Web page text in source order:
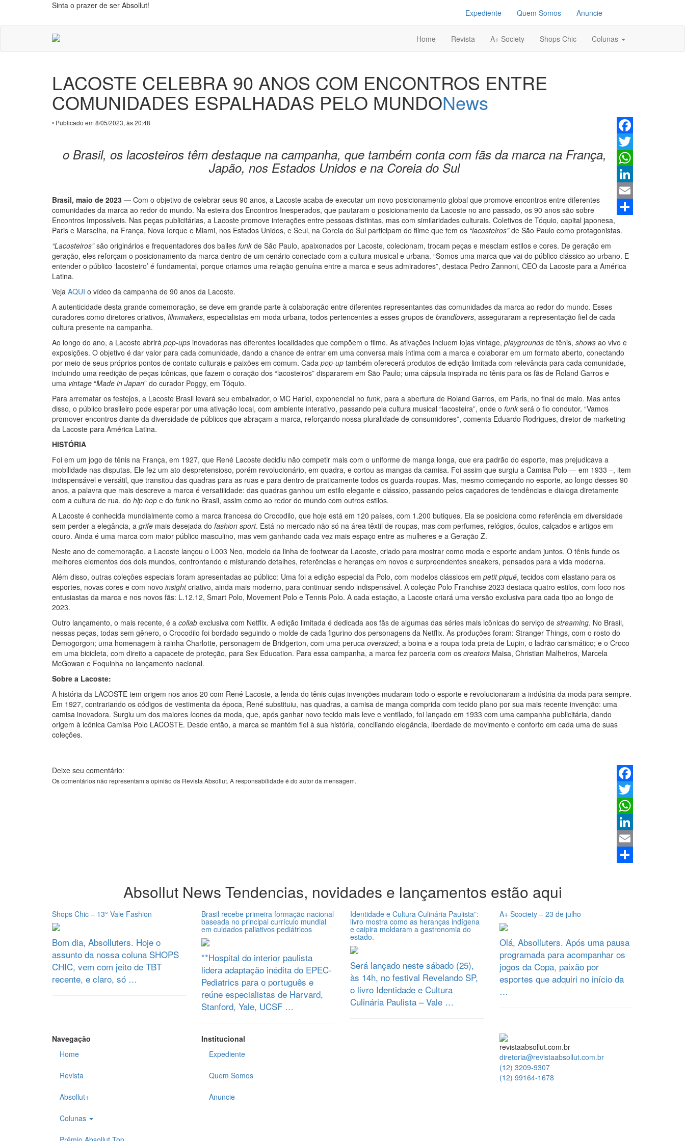
Sinta o prazer de ser Absollut!
Expediente Quem Somos Anuncie
Home Revista A+ Society Shops Chic Colunas
LACOSTE CELEBRA 90 ANOS COM ENCONTROS ENTRE
COMUNIDADES ESPALHADAS PELO MUNDONews
• Publicado em 8/05/2023, às 20:48
Facebook
Twitter
WhatsApp
LinkedIn
Email
o Brasil, os lacosteiros têm destaque na campanha, que também conta com fãs da marca na França,
Japão, nos Estados Unidos e na Coreia do Sul
Brasil, maio de 2023 — Com o objetivo de celebrar seus 90 anos, a Lacoste acaba de executar um novo posicionamento global que promove encontros entre diferentes
comunidades da marca ao redor do mundo. Na esteira dos Encontros Inesperados, que pautaram o posicionamento da Lacoste no ano passado, os 90 anos são sobre
Encontros Impossíveis. Nas peças publicitárias, a Lacoste promove interações entre pessoas distintas, mas com similaridades culturais. Coletivos de Tóquio, capital japonesa,
Paris e Marselha, na França, Nova Iorque e Miami, nos Estados Unidos, e Seul, na Coreia do Sul participam do filme que tem os “lacosteiros”de São Paulo como protagonistas.
“Lacosteiros”são originários e frequentadores dos bailes funk de São Paulo, apaixonados por Lacoste, colecionam, trocam peças e mesclam estilos e cores. De geração em
geração, eles reforçam o posicionamento da marca dentro de um cenário conectado com a cultura musical e urbana. “Somos uma marca que vai do público clássico ao urbano. E
entender o público ‘lacosteiro’ é fundamental, porque criamos uma relação genuína entre a marca e seus admiradores”, destaca Pedro Zannoni, CEO da Lacoste para a América
Latina.
Veja AQUI o vídeo da campanha de 90 anos da Lacoste.
A autenticidade desta grande comemoração, se deve em grande parte à colaboração entre diferentes representantes das comunidades da marca ao redor do mundo. Esses
curadores como diretores criativos, filmmakers, especialistas em moda urbana, todos pertencentes a esses grupos de brandlovers, asseguraram a representação fiel de cada
cultura presente na campanha.
Ao longo do ano, a Lacoste abrirá pop-ups inovadoras nas diferentes localidades que compõem o filme. As ativações incluem lojas vintage, playgrounds de tênis, shows ao vivo e
exposições. O objetivo é dar valor para cada comunidade, dando a chance de entrar em uma conversa mais íntima com a marca e colaborar em um formato aberto, conectando
por meio de seus próprios pontos de contato culturais e paixões em comum. Cada pop-up também oferecerá produtos de edição limitada com relevância para cada comunidade,
incluindo uma reedição de peças icônicas, que fazem o coração dos “lacosteiros” dispararem em São Paulo; uma cápsula inspirada no tênis para os fãs de Roland Garros e
uma vintage “Made in Japan” do curador Poggy, em Tóquio.
Para arrematar os festejos, a Lacoste Brasil levará seu embaixador, o MC Hariel, exponencial no funk, para a abertura de Roland Garros, em Paris, no final de maio. Mas antes
disso, o público brasileiro pode esperar por uma ativação local, com ambiente interativo, passando pela cultura musical “lacosteira”, onde o funk será o fio condutor. “Vamos
promover encontros diante da diversidade de públicos que abraçam a marca, reforçando nossa pluralidade de consumidores”, comenta Eduardo Rodrigues, diretor de marketing
da Lacoste para América Latina.
HISTÓRIA
Foi em um jogo de tênis na França, em 1927, que René Lacoste decidiu não competir mais com o uniforme de manga longa, que era padrão do esporte, mas prejudicava a
mobilidade nas disputas. Ele fez um ato despretensioso, porém revolucionário, em quadra, e cortou as mangas da camisa. Foi assim que surgiu a Camisa Polo — em 1933 –, item
indispensável e versátil, que transitou das quadras para as ruas e para dentro de praticamente todos os guarda-roupas. Mas, mesmo começando no esporte, ao longo desses 90
anos, a palavra que mais descreve a marca é versatilidade: das quadras ganhou um estilo elegante e clássico, passando pelos caçadores de tendências e dialoga diretamente
com a cultura de rua, do hip hop e do funk no Brasil, assim como ao redor do mundo com outros estilos.
A Lacoste é conhecida mundialmente como a marca francesa do Crocodilo, que hoje está em 120 países, com 1.200 butiques. Ela se posiciona como referência em diversidade
sem perder a elegância, a grife mais desejada do fashion sport. Está no mercado não só na área têxtil de roupas, mas com perfumes, relógios, óculos, calçados e artigos em
couro. Ainda é uma marca com maior público masculino, mas vem ganhando cada vez mais espaço entre as mulheres e a Geração Z.
Neste ano de comemoração, a Lacoste lançou o L003 Neo, modelo da linha de footwear da Lacoste, criado para mostrar como moda e esporte andam juntos. O tênis funde os
melhores elementos dos dois mundos, confrontando e misturando detalhes, referências e heranças em novos e surpreendentes sneakers, pensados ​​para a vida moderna.
Além disso, outras coleções especiais foram apresentadas ao público: Uma foi a edição especial da Polo, com modelos clássicos em petit piqué, tecidos com elastano para os
esportes, novas cores e com novo insightcriativo, ainda mais moderno, para continuar sendo indispensável. A coleção Polo Franchise 2023 destaca quatro estilos, com foco nos
entusiastas da marca e nos novos fãs: L.12.12, Smart Polo, Movement Polo e Tennis Polo. A cada estação, a Lacoste criará uma versão exclusiva para cada tipo ao longo de
2023.
Outro lançamento, o mais recente, é a collab exclusiva com Netflix. A edição limitada é dedicada aos fãs de algumas das séries mais icônicas do serviço de streaming. No Brasil,
nessas peças, todas sem gênero, o Crocodilo foi bordado seguindo o molde de cada figurino dos personagens da Netflix. As produções foram: Stranger Things, com o rosto do
Demogorgon; uma homenagem à rainha Charlotte, personagem de Bridgerton, com uma peruca oversized; a boina e a roupa toda preta de Lupin, o ladrão carismático; e o Croco
em uma bicicleta, com direito a capacete de proteção, para Sex Education. Para essa campanha, a marca fez parceria com os creators Maisa, Christian Malheiros, Marcela
McGowan e Foquinha no lançamento nacional.
Sobre a Lacoste:
A história da LACOSTE tem origem nos anos 20 com René Lacoste, a lenda do tênis cujas invenções mudaram todo o esporte e revolucionaram a indústria da moda para sempre.
Em 1927, contrariando os códigos de vestimenta da época, René substituiu, nas quadras, a camisa de manga comprida com tecido plano por sua mais recente invenção: uma
camisa inovadora. Surgiu um dos maiores ícones da moda, que, após ganhar novo tecido mais leve e ventilado, foi lançado em 1933 com uma campanha publicitária, dando
origem à icônica Camisa Polo LACOSTE. Desde então, a marca se mantém fiel à sua história, conciliando elegância, liberdade de movimento e conforto em cada uma de suas
coleções.
Facebook
Twitter
WhatsApp
LinkedIn
Email
Deixe seu comentário:
Os comentários não representam a opinião da Revista Absollut. A responsabilidade é do autor da mensagem.
Absollut News Tendencias, novidades e lançamentos estão aqui
Shops Chic – 13° Vale Fashion
Bom dia, Absolluters. Hoje o
assunto da nossa coluna SHOPS
CHIC, vem com jeito de TBT
recente, e claro, só …
Brasil recebe primeira formação nacional
baseada no principal currículo mundial
em cuidados paliativos pediátricos
**Hospital do interior paulista
lidera adaptação inédita do EPEC-
Pediatrics para o português e
reúne especialistas de Harvard,
Stanford, Yale, UCSF …
Identidade e Cultura Culinária Paulista”:
livro mostra como as heranças indígena
e caipira moldaram a gastronomia do
estado.
Será lançado neste sábado (25),
às 14h, no festival Revelando SP,
o livro Identidade e Cultura
Culinária Paulista – Vale …
A+ Scociety – 23 de julho
Olá, Absolluters. Após uma pausa
programada para acompanhar os
jogos da Copa, paixão por
esportes que adquiri no início da
…
Navegação
Home
Revista
Absollut+
Colunas
Institucional
Expediente
Quem Somos
Anuncie
revistaabsollut.com.br
diretoria@revistaabsollut.com.br
(12) 3209-9307
(12) 99164-1678